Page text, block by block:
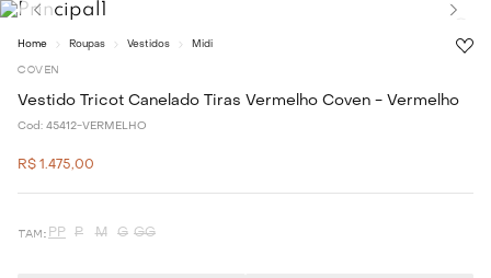
Roupas Vestidos Midi
COVEN
Vestido Tricot Canelado Tiras Vermelho Coven - Vermelho
Cod: 45412-VERMELHO
R$ 1.475,00
PP P M G GG